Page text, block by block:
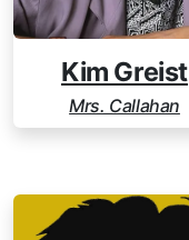
Kim Greist
Mrs. Callahan